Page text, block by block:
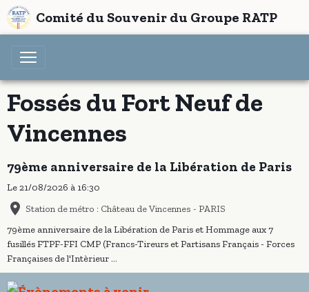
Comité du Souvenir du Groupe RATP
Fossés du Fort Neuf de
Vincennes
79ème anniversaire de la Libération de Paris
Le 21/08/2026 à 16:30
Station de métro : Château de Vincennes - PARIS
79ème anniversaire de la Libération de Paris et Hommage aux 7
fusillés FTPF-FFI CMP (Francs-Tireurs et Partisans Français - Forces
Françaises de l'Intèrieur ...